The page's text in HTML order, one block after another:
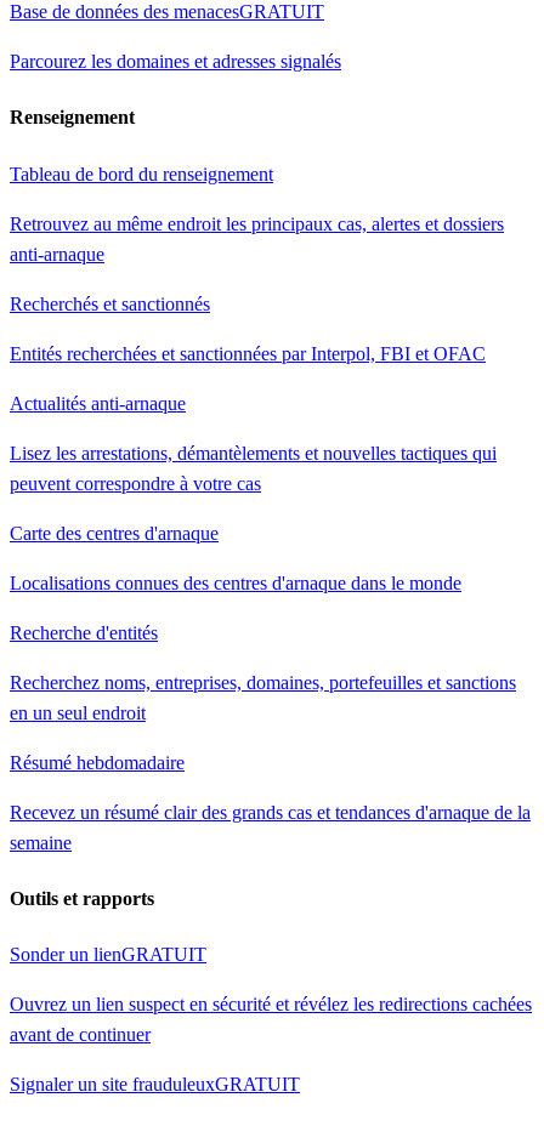
Base de données des menacesGRATUIT
Parcourez les domaines et adresses signalés
Renseignement
Tableau de bord du renseignement
Retrouvez au même endroit les principaux cas, alertes et dossiers
anti-arnaque
Recherchés et sanctionnés
Entités recherchées et sanctionnées par Interpol, FBI et OFAC
Actualités anti-arnaque
Lisez les arrestations, démantèlements et nouvelles tactiques qui
peuvent correspondre à votre cas
Carte des centres d'arnaque
Localisations connues des centres d'arnaque dans le monde
Recherche d'entités
Recherchez noms, entreprises, domaines, portefeuilles et sanctions
en un seul endroit
Résumé hebdomadaire
Recevez un résumé clair des grands cas et tendances d'arnaque de la
semaine
Outils et rapports
Sonder un lienGRATUIT
Ouvrez un lien suspect en sécurité et révélez les redirections cachées
avant de continuer
Signaler un site frauduleuxGRATUIT